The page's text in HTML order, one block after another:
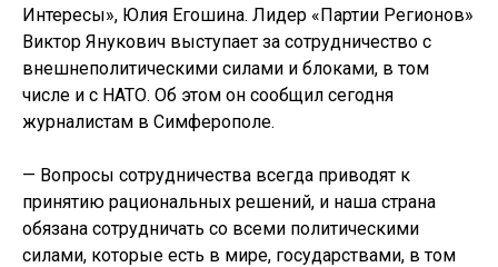
Интересы», Юлия Егошина. Лидер «Партии Регионов»
Виктор Янукович выступает за сотрудничество с
внешнеполитическими силами и блоками, в том
числе и с НАТО. Об этом он сообщил сегодня
журналистам в Симферополе.
— Вопросы сотрудничества всегда приводят к
принятию рациональных решений, и наша страна
обязана сотрудничать со всеми политическими
силами, которые есть в мире, государствами, в том